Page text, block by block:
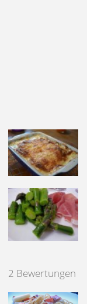
2 Bewertungen